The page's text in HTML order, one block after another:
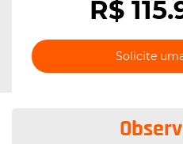
R$
Solicite